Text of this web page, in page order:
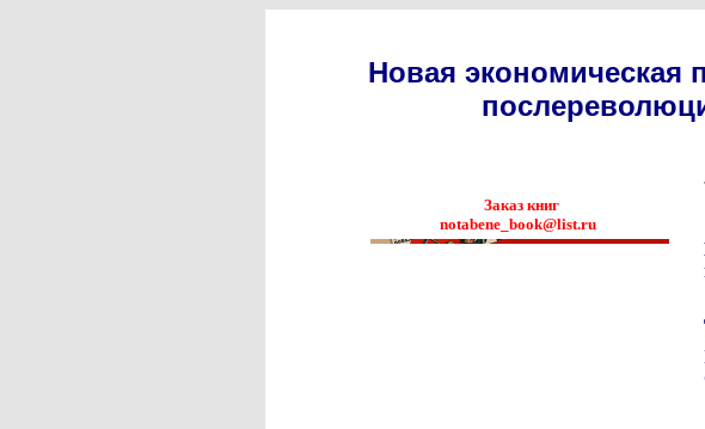
Новая экономическая
Заказ книг
notabene_book@list.ru